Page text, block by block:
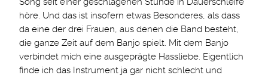
höre. Und das ist insofern etwas Besonderes, als dass
da eine der drei Frauen, aus denen die Band besteht,
die ganze Zeit auf dem Banjo spielt. Mit dem Banjo
verbindet mich eine ausgeprägte Hassliebe. Eigentlich
finde ich das Instrument ja gar nicht schlecht und